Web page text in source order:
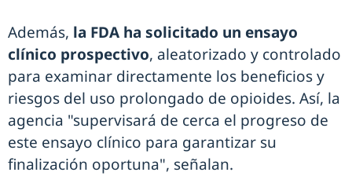
Además, la FDA ha solicitado un ensayo
clínico prospectivo, aleatorizado y controlado
para examinar directamente los beneficios y
riesgos del uso prolongado de opioides. Así, la
agencia "supervisará de cerca el progreso de
este ensayo clínico para garantizar su
finalización oportuna", señalan.